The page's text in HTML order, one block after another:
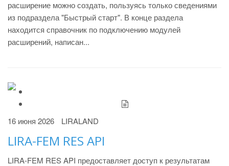
расширение можно создать, пользуясь только сведениями
из подраздела "Быстрый старт". В конце раздела
находится справочник по подключению модулей
расширений, написан...
16 июня 2026 LIRALAND
LIRA-FEM RES API
LIRA-FEM RES API предоставляет доступ к результатам